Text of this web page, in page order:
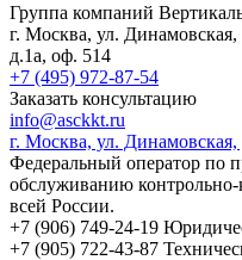
Группа компаний
г. Москва, ул. Динамовская,
д.1а, оф. 514
+7 (495) 972-87-54
Заказать консультацию
info@asckkt.ru
г. Москва, ул.
Федеральный оператор по
обслуживанию контрольно-
всей России.
+7 (906) 749-24-19
+7 (905) 722-43-87